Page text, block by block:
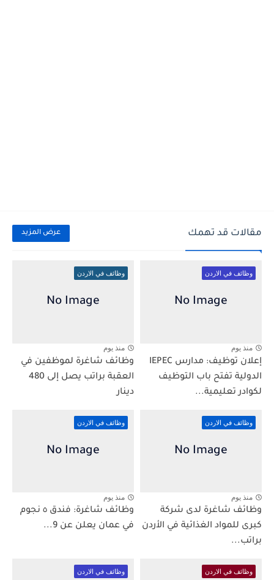
مقالات قد تهمك عرض المزيد
وظائف في الاردن
منذ يوم
إعلان توظيف: مدارس IEPEC
الدولية تفتح باب التوظيف
لكوادر تعليمية...
وظائف في الاردن
منذ يوم
وظائف شاغرة لموظفين في
العقبة براتب يصل إلى 480
دينار
وظائف في الاردن
منذ يوم
وظائف شاغرة لدى شركة
كبرى للمواد الغذائية في الأردن
براتب...
وظائف في الاردن
منذ يوم
وظائف شاغرة: فندق ٥ نجوم
في عمان يعلن عن 9...
وظائف في الاردن وظائف في الاردن